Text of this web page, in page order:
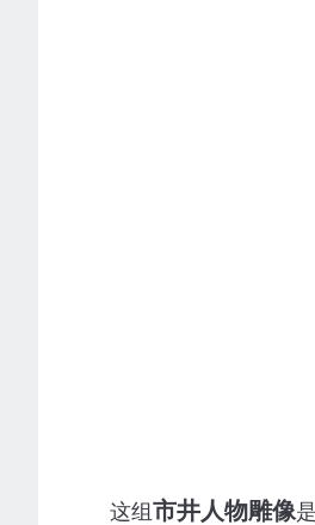
这组 市井人物雕像